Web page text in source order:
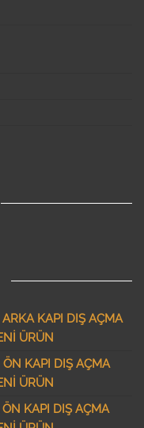
KAPI DIŞ AÇMA
ÜRÜN
KAPI DIŞ AÇMA
ÜRÜN
KAPI DIŞ AÇMA